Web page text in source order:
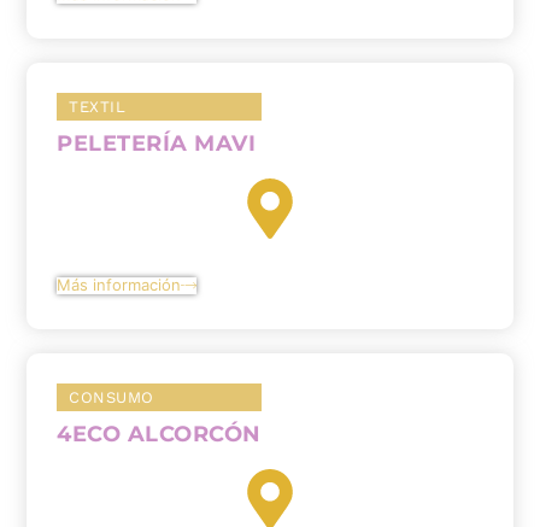
TEXTIL
PELETERÍA MAVI
Más información
CONSUMO
4ECO ALCORCÓN